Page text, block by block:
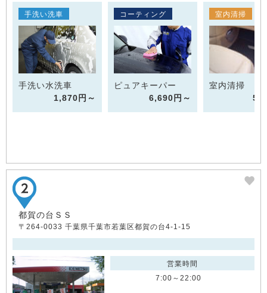
手洗い洗車
手洗い水洗車
1,870円～
コーティング
ピュアキーパー
6,690円～
室内清掃
室内清掃 1
都賀の台ＳＳ
〒264-0033 千葉県千葉市若葉区都賀の台4-1-15
営業時間
7:00～22:00